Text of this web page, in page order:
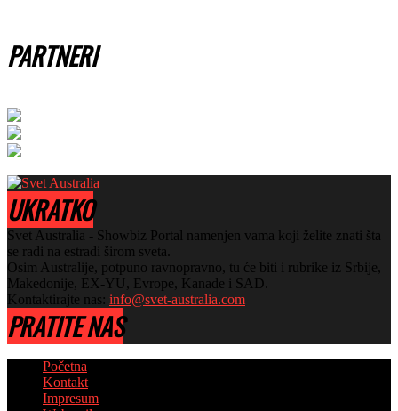
PARTNERI
UKRATKO
Svet Australia - Showbiz Portal namenjen vama koji želite znati šta
se radi na estradi širom sveta.
Osim Australije, potpuno ravnopravno, tu će biti i rubrike iz Srbije,
Makedonije, EX-YU, Evrope, Kanade i SAD.
Kontaktirajte nas: info@svet-australia.com
PRATITE NAS
Početna
Kontakt
Impresum